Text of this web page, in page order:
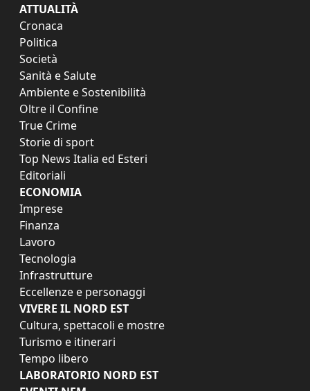
ATTUALITÀ
Cronaca
Politica
Società
Sanità e Salute
Ambiente e Sostenibilità
Oltre il Confine
True Crime
Storie di sport
Top News Italia ed Esteri
Editoriali
ECONOMIA
Imprese
Finanza
Lavoro
Tecnologia
Infrastrutture
Eccellenze e personaggi
VIVERE IL NORD EST
Cultura, spettacoli e mostre
Turismo e itinerari
Tempo libero
LABORATORIO NORD EST